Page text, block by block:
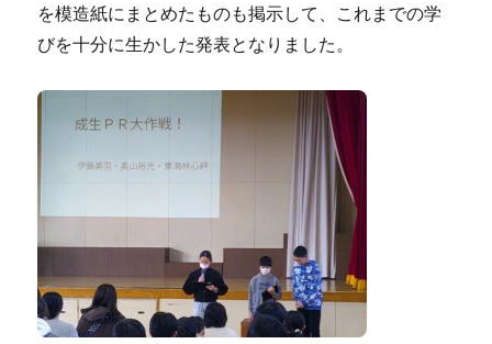
を模造紙にまとめたものも掲示して、これまでの学
びを十分に生かした発表となりました。